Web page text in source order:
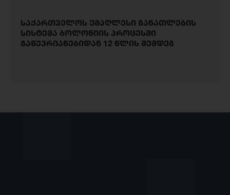
საქართველოს უმაღლესი განათლების
სისტემა ბოლონიის პროცესში
გაწევრიანებიდან 12 წლის შემდეგ